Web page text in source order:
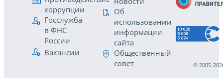
коррупции
Госслужба
в ФНС
России
Вакансии
Об
использовании
информации
сайта
Общественный
совет
© 2005-